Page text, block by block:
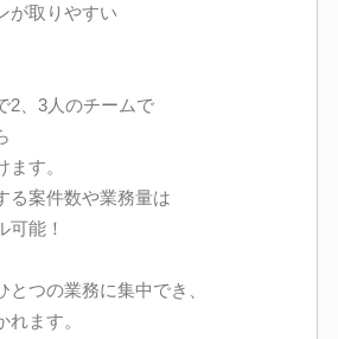
が取りやすい
2、3人のチームで
す。
る案件数や業務量は
可能！
つの業務に集中でき、
ます。